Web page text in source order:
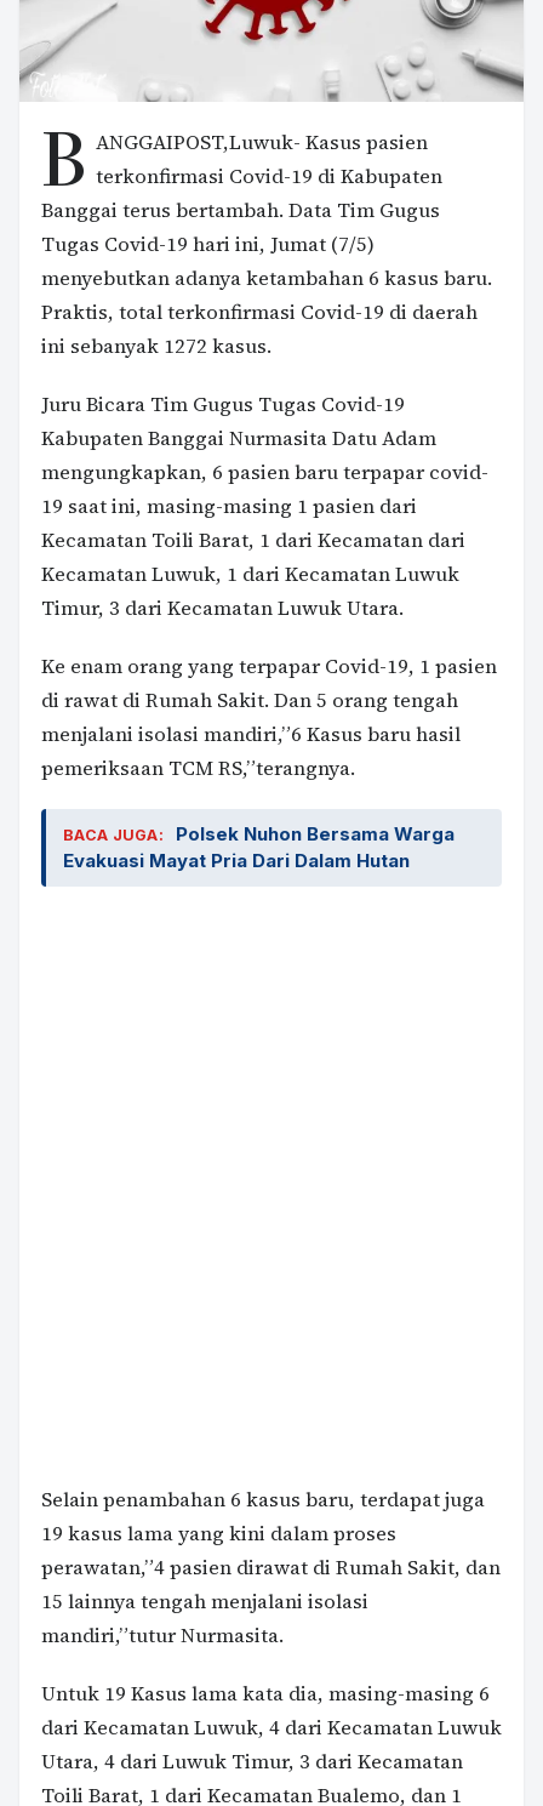
B ANGGAIPOST,Luwuk- Kasus pasien
terkonfirmasi Covid-19 di Kabupaten
Banggai terus bertambah. Data Tim Gugus
Tugas Covid-19 hari ini, Jumat (7/5)
menyebutkan adanya ketambahan 6 kasus baru.
Praktis, total terkonfirmasi Covid-19 di daerah
ini sebanyak 1272 kasus.
Juru Bicara Tim Gugus Tugas Covid-19
Kabupaten Banggai Nurmasita Datu Adam
mengungkapkan, 6 pasien baru terpapar covid-
19 saat ini, masing-masing 1 pasien dari
Kecamatan Toili Barat, 1 dari Kecamatan dari
Kecamatan Luwuk, 1 dari Kecamatan Luwuk
Timur, 3 dari Kecamatan Luwuk Utara.
Ke enam orang yang terpapar Covid-19, 1 pasien
di rawat di Rumah Sakit. Dan 5 orang tengah
menjalani isolasi mandiri,”6 Kasus baru hasil
pemeriksaan TCM RS,”terangnya.
BACA JUGA:
Polsek Nuhon Bersama Warga
Evakuasi Mayat Pria Dari Dalam Hutan
Selain penambahan 6 kasus baru, terdapat juga
19 kasus lama yang kini dalam proses
perawatan,”4 pasien dirawat di Rumah Sakit, dan
15 lainnya tengah menjalani isolasi
mandiri,”tutur Nurmasita.
Untuk 19 Kasus lama kata dia, masing-masing 6
dari Kecamatan Luwuk, 4 dari Kecamatan Luwuk
Utara, 4 dari Luwuk Timur, 3 dari Kecamatan
Toili Barat, 1 dari Kecamatan Bualemo, dan 1